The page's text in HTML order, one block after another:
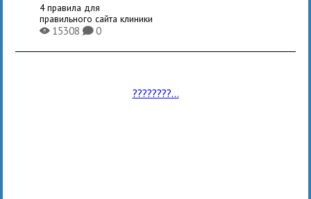
4 правила для
правильного сайта клиники
X15308K0
????????...